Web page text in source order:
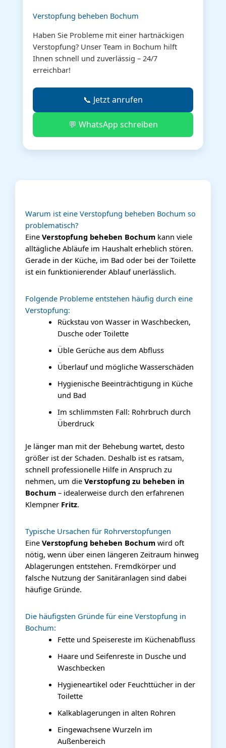
Verstopfung beheben Bochum
Haben Sie Probleme mit einer hartnäckigen
Verstopfung? Unser Team in Bochum hilft
Ihnen schnell und zuverlässig – 24/7
erreichbar!
📞 Jetzt anrufen
💬 WhatsApp schreiben
Warum ist eine Verstopfung beheben Bochum so
problematisch?
Eine Verstopfung beheben Bochum kann viele
alltägliche Abläufe im Haushalt erheblich stören.
Gerade in der Küche, im Bad oder bei der Toilette
ist ein funktionierender Ablauf unerlässlich.
Folgende Probleme entstehen häufig durch eine
Verstopfung:
Rückstau von Wasser in Waschbecken,
Dusche oder Toilette
Üble Gerüche aus dem Abfluss
Überlauf und mögliche Wasserschäden
Hygienische Beeinträchtigung in Küche
und Bad
Im schlimmsten Fall: Rohrbruch durch
Überdruck
Je länger man mit der Behebung wartet, desto
größer ist der Schaden. Deshalb ist es ratsam,
schnell professionelle Hilfe in Anspruch zu
nehmen, um die Verstopfung zu beheben in
Bochum – idealerweise durch den erfahrenen
Klempner Fritz.
Typische Ursachen für Rohrverstopfungen
Eine Verstopfung beheben Bochum wird oft
nötig, wenn über einen längeren Zeitraum hinweg
Ablagerungen entstehen. Fremdkörper und
falsche Nutzung der Sanitäranlagen sind dabei
häufige Gründe.
Die häufigsten Gründe für eine Verstopfung in
Bochum:
Fette und Speisereste im Küchenabfluss
Haare und Seifenreste in Dusche und
Waschbecken
Hygieneartikel oder Feuchttücher in der
Toilette
Kalkablagerungen in alten Rohren
Eingewachsene Wurzeln im
Außenbereich